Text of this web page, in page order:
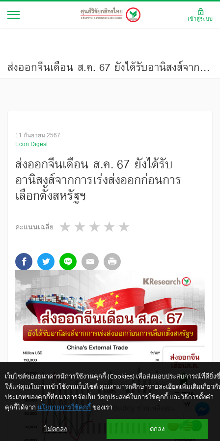
ส่งออกจีนเดือน ส.ค. 67 ยังได้รับอานิสงส์จากการเร่งส่งออกก่อนการเลือกตั้งสหรัฐฯ
11 กันยายน 2567
Econ Digest
ส่งออกจีนเดือน ส.ค. 67 ยังได้รับ
อานิสงส์จากการเร่งส่งออกก่อนการ
เลือกตั้งสหรัฐฯ
คะแนนเฉลี่ย 4 stars
3 stars
2 stars
1 star
เว็บไซต์ของธนาคารมีการใช้งานคุกกี้ (Cookies) เพื่อส่งมอบประสบการณ์ที่ดียิ่ง
ให้แก่คุณในการเข้าใช้งานเว็บไซต์ คุณสามารถศึกษารายละเอียดเพิ่มเติมเกี่ยวกั
ประเภทของคุกกี้ที่ธนาคารจัดเก็บ วัตถุประสงค์ในการใช้คุกกี้ และวิธีการตั้งค่า
คุกกี้ได้จาก นโยบายการใช้คุกกี้ของเรา
ไม่ตกลง ตกลง
เข้าสู่ระบบ
ให้ K-Buddy ช่วยเหลือคุณ